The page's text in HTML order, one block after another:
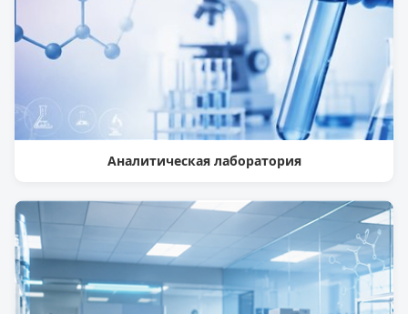
Аналитическая лаборатория